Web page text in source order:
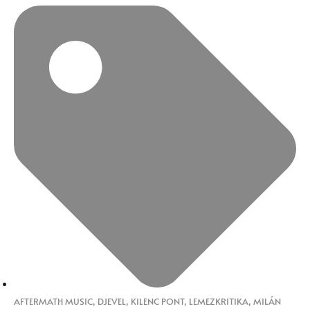
AFTERMATH MUSIC, DJEVEL, KILENC PONT, LEMEZKRITIKA, MILÁN